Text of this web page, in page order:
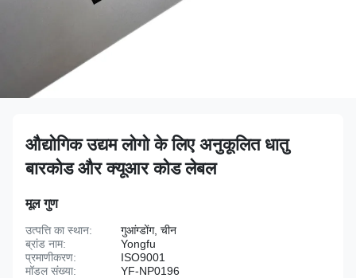
औद्योगिक उद्यम लोगो के लिए अनुकूलित धातु
बारकोड और क्यूआर कोड लेबल
मूल गुण
उत्पत्ति का स्थान:
गुआंग्डोंग, चीन
ब्रांड नाम:
Yongfu
प्रमाणीकरण:
ISO9001
मॉडल संख्या:
YF-NP0196